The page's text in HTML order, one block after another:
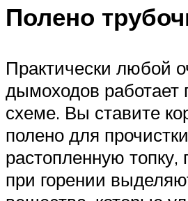
Полено
Практически любой
дымоходов
схеме. Вы ставите
полено для
растопленную топку,
при горении